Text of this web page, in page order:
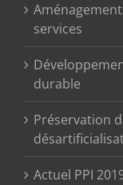
services
durable
Préservation
Actuel PPI